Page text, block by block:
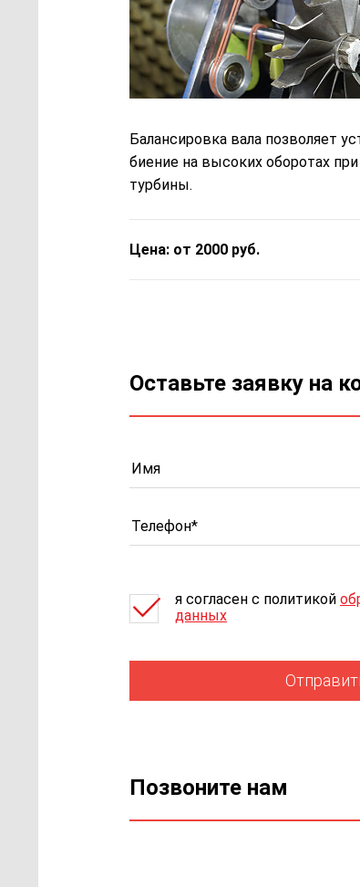
Балансировка вала позволяет
биение на высоких оборотах
турбины.
Цена: от 2000 руб.
Оставьте заявку на
я согласен c политикой
данных
Позвоните нам